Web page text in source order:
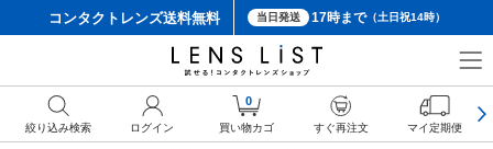
コンタクトレンズ送料無料 当日発送 17時まで（土日祝14時）
絞り込み検索 ログイン
0
買い物カゴ すぐ再注文 マイ定期便